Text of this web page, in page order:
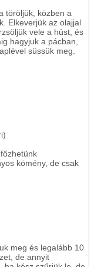
töröljük, közben a
Elkeverjük az olajjal
vele a húst, és
hagyjuk a pácban,
süssük meg.
kömény, de csak
meg és legalább 10
de annyit